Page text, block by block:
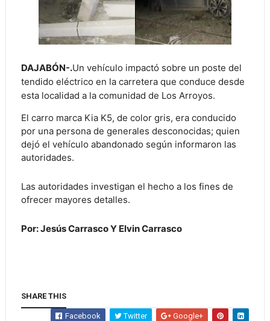
DAJABÓN-.Un vehículo impactó sobre un poste del
tendido eléctrico en la carretera que conduce desde
esta localidad a la comunidad de Los Arroyos.
El carro marca Kia K5, de color gris, era conducido
por una persona de generales desconocidas; quien
dejó el vehículo abandonado según informaron las
autoridades.
Las autoridades investigan el hecho a los fines de
ofrecer mayores detalles.
Por: Jesús Carrasco Y Elvin Carrasco
SHARE THIS
Facebook Twitter Google+